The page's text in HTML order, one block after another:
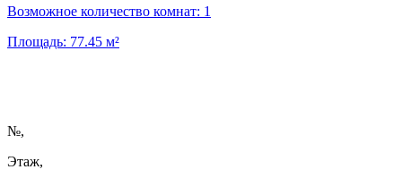
Возможное количество комнат: 1
Площадь: 77.45 м²
№,
Этаж,